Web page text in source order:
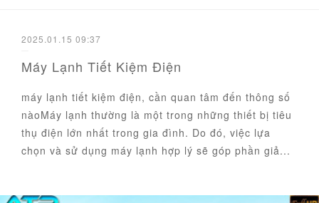
2025.01.15 09:37
Máy Lạnh Tiết Kiệm Điện
máy lạnh tiết kiệm điện, cần quan tâm đến thông số
nàoMáy lạnh thường là một trong những thiết bị tiêu
thụ điện lớn nhất trong gia đình. Do đó, việc lựa
chọn và sử dụng máy lạnh hợp lý sẽ góp phần giả...